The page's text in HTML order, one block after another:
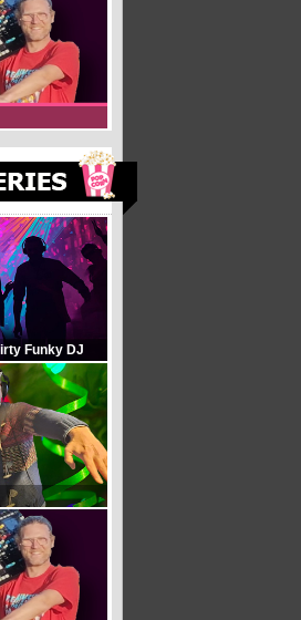
Funky DJ